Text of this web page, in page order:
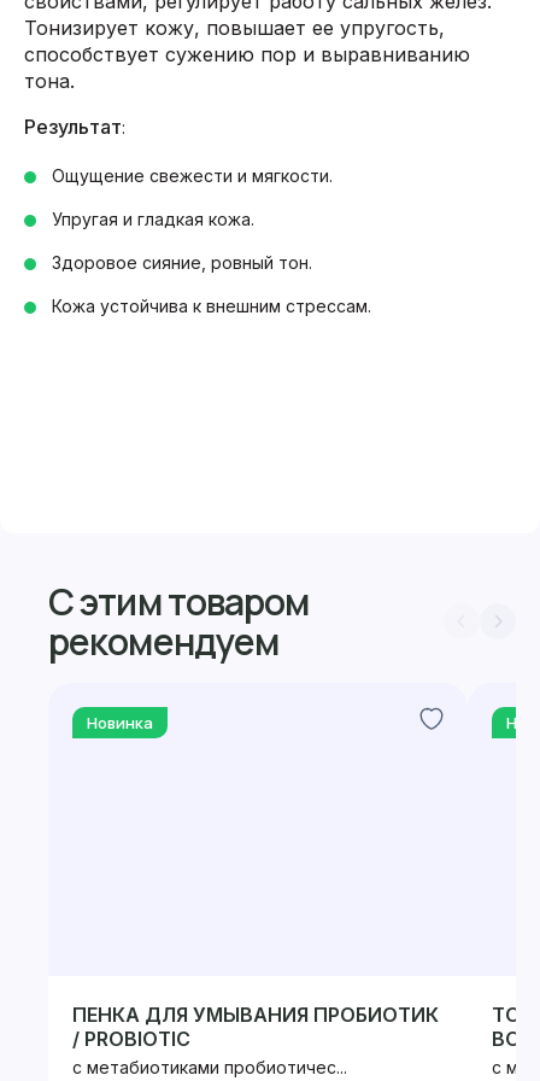
Тонизирует кожу, повышает ее упругость,
способствует сужению пор и выравниванию
тона.
Результат:
Ощущение свежести и мягкости.
Упругая и гладкая кожа.
Здоровое сияние, ровный тон.
Кожа устойчива к внешним стрессам.
С этим товаром
рекомендуем
Новинка
ПЕНКА ДЛЯ УМЫВАНИЯ ПРОБИОТИК
/ PROBIOTIC
с метабиотиками пробиотичес... с